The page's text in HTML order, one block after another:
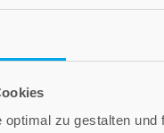
zu gestalten
Das Glück